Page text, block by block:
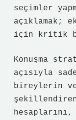
seçimler
açıklamak;
için kritik
Konuşma
açısıyla
bireylerin
hesaplarını,